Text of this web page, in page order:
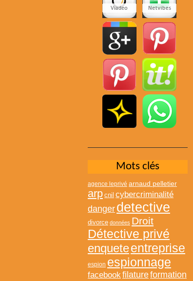
Mots clés
agence leprivé arnaud pelletier
arp cnil cybercriminalité
danger detective
divorce données Droit
Détective privé
enqueteentreprise
espion espionnage
facebookfilatureformation